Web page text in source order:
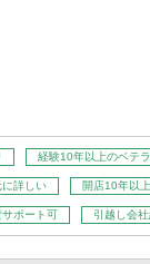
経験10年以上のベテ
に詳しい 開店10年以上
サポート可 引越し会